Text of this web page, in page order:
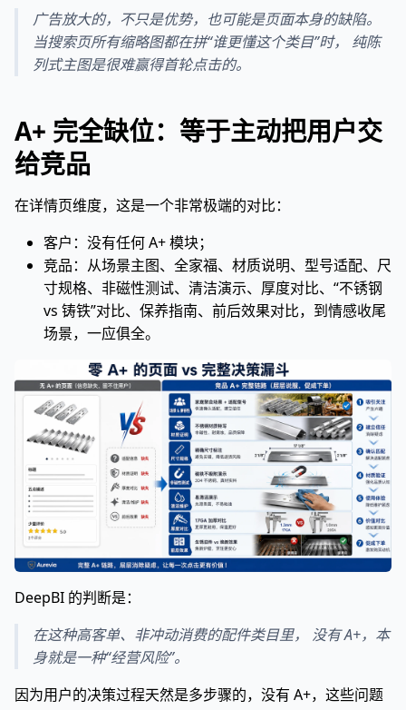
广告放大的，不只是优势，也可能是页面本身的缺陷。
当搜索页所有缩略图都在拼“谁更懂这个类目”时， 纯陈
列式主图是很难赢得首轮点击的。
A+ 完全缺位：等于主动把用户交
给竞品
在详情页维度，这是一个非常极端的对比：
客户：没有任何 A+ 模块；
竞品：从场景主图、全家福、材质说明、型号适配、尺
寸规格、非磁性测试、清洁演示、厚度对比、“不锈钢
vs 铸铁”对比、保养指南、前后效果对比，到情感收尾
场景，一应俱全。
DeepBI 的判断是：
在这种高客单、非冲动消费的配件类目里， 没有 A+，本
身就是一种“经营风险”。
因为用户的决策过程天然是多步骤的，没有 A+，这些问题